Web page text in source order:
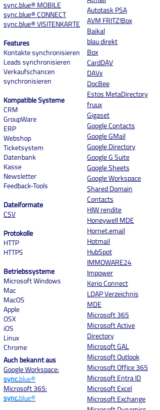
sync.blue® MOBILE
sync.blue® CONNECT
sync.blue® VISITENKARTE
Features
Kontakte synchronisieren
Leads synchronisieren
Verkaufschancen
synchronisieren
Kompatible Systeme
CRM
GroupWare
ERP
Webshop
Ticketsystem
Datenbank
Kasse
Newsletter
Feedback-Tools
Dateiformate
CSV
Protokolle
HTTP
HTTPS
Betriebssysteme
Microsoft Windows
Mac
MacOS
Apple
OSX
iOS
Linux
Chrome
Auch bekannt aus
Google Workspace:
sync.blue®
Microsoft 365:
sync.blue®
Autotask PSA
AVM FRITZ!Box
Baikal
blau direkt
Box
CardDAV
DAVx
DocBee
Estos MetaDirectory
fruux
Gigaset
Google Contacts
Google GMail
Google Directory
Google G Suite
Google Sheets
Google Workspace
Shared Domain
Contacts
HIW rendite
Honeywell MDE
Hornet.email
Hotmail
HubSpot
IMMOWARE24
Impower
Kerio Connect
LDAP Verzeichnis
MDE
Microsoft 365
Microsoft Active
Directory
Microsoft GAL
Microsoft Outlook
Microsoft Office 365
Microsoft Entra ID
Microsoft Excel
Microsoft Exchange